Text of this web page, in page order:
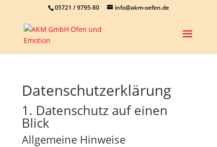
05721 / 9795-80 info@akm-oefen.de
Datenschutz­erklärung
1. Datenschutz auf einen
Blick
Allgemeine Hinweise